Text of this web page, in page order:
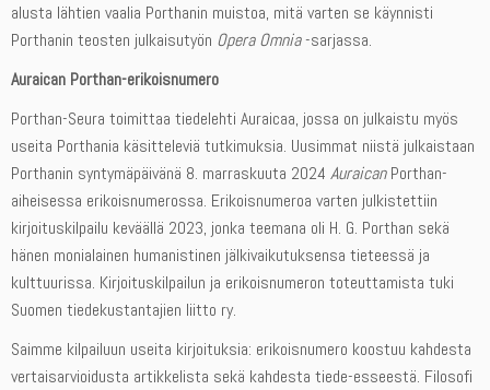
alusta lähtien vaalia Porthanin muistoa, mitä varten se käynnisti
Porthanin teosten julkaisutyön Opera Omnia-sarjassa.
Auraican Porthan-erikoisnumero
Porthan-Seura toimittaa tiedelehti Auraicaa, jossa on julkaistu myös
useita Porthania käsitteleviä tutkimuksia. Uusimmat niistä julkaistaan
Porthanin syntymäpäivänä 8. marraskuuta 2024 AuraicanPorthan-
aiheisessa erikoisnumerossa. Erikoisnumeroa varten julkistettiin
kirjoituskilpailu keväällä 2023, jonka teemana oli H. G. Porthan sekä
hänen monialainen humanistinen jälkivaikutuksensa tieteessä ja
kulttuurissa. Kirjoituskilpailun ja erikoisnumeron toteuttamista tuki
Suomen tiedekustantajien liitto ry.
Saimme kilpailuun useita kirjoituksia: erikoisnumero koostuu kahdesta
vertaisarvioidusta artikkelista sekä kahdesta tiede-esseestä. Filosofi